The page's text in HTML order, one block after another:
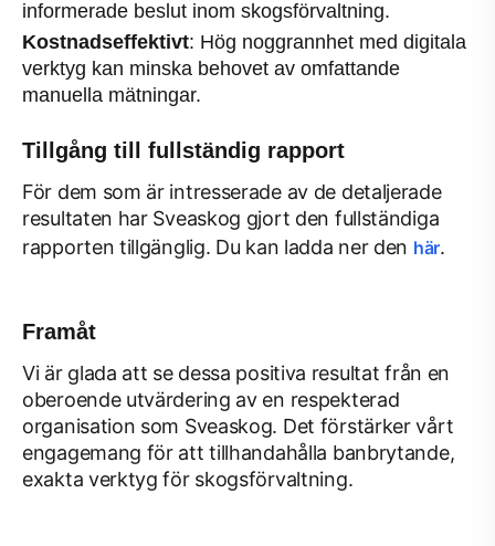
informerade beslut inom skogsförvaltning.
Kostnadseffektivt: Hög noggrannhet med digitala
verktyg kan minska behovet av omfattande
manuella mätningar.
Tillgång till fullständig rapport
För dem som är intresserade av de detaljerade
resultaten har Sveaskog gjort den fullständiga
rapporten tillgänglig. Du kan ladda ner den här.
Framåt
Vi är glada att se dessa positiva resultat från en
oberoende utvärdering av en respekterad
organisation som Sveaskog. Det förstärker vårt
engagemang för att tillhandahålla banbrytande,
exakta verktyg för skogsförvaltning.